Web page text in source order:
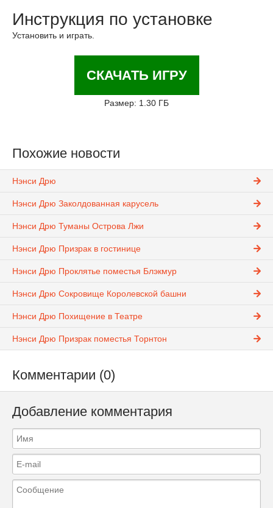
Инструкция по установке
Установить и играть.
СКАЧАТЬ ИГРУ
Размер: 1.30 ГБ
Похожие новости
Нэнси Дрю
Нэнси Дрю Заколдованная карусель
Нэнси Дрю Туманы Острова Лжи
Нэнси Дрю Призрак в гостинице
Нэнси Дрю Проклятье поместья Блэкмур
Нэнси Дрю Сокровище Королевской башни
Нэнси Дрю Похищение в Театре
Нэнси Дрю Призрак поместья Торнтон
Комментарии (0)
Добавление комментария